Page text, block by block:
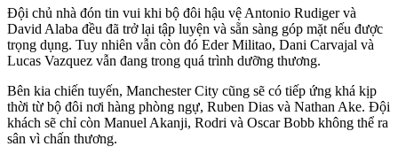
Đội chủ nhà đón tin vui khi bộ đôi hậu vệ Antonio Rudiger và
David Alaba đều đã trở lại tập luyện và sẵn sàng góp mặt nếu được
trọng dụng. Tuy nhiên vẫn còn đó Eder Militao, Dani Carvajal và
Lucas Vazquez vẫn đang trong quá trình dưỡng thương.
Bên kia chiến tuyến, Manchester City cũng sẽ có tiếp ứng khá kịp
thời từ bộ đôi nơi hàng phòng ngự, Ruben Dias và Nathan Ake. Đội
khách sẽ chỉ còn Manuel Akanji, Rodri và Oscar Bobb không thể ra
sân vì chấn thương.